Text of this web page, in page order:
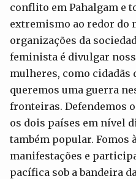
conflito em Pahalgam e
extremismo ao redor do
organizações da
feminista é divulgar
mulheres, como cidadãs
queremos uma guerra
fronteiras. Defendemos
os dois países em nível
também popular. Fomos
manifestações e
pacífica sob a bandeira